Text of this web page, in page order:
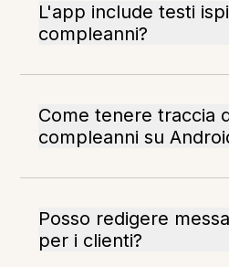
L'app include testi
compleanni?
Come tenere traccia
compleanni su
Posso redigere
per i clienti?